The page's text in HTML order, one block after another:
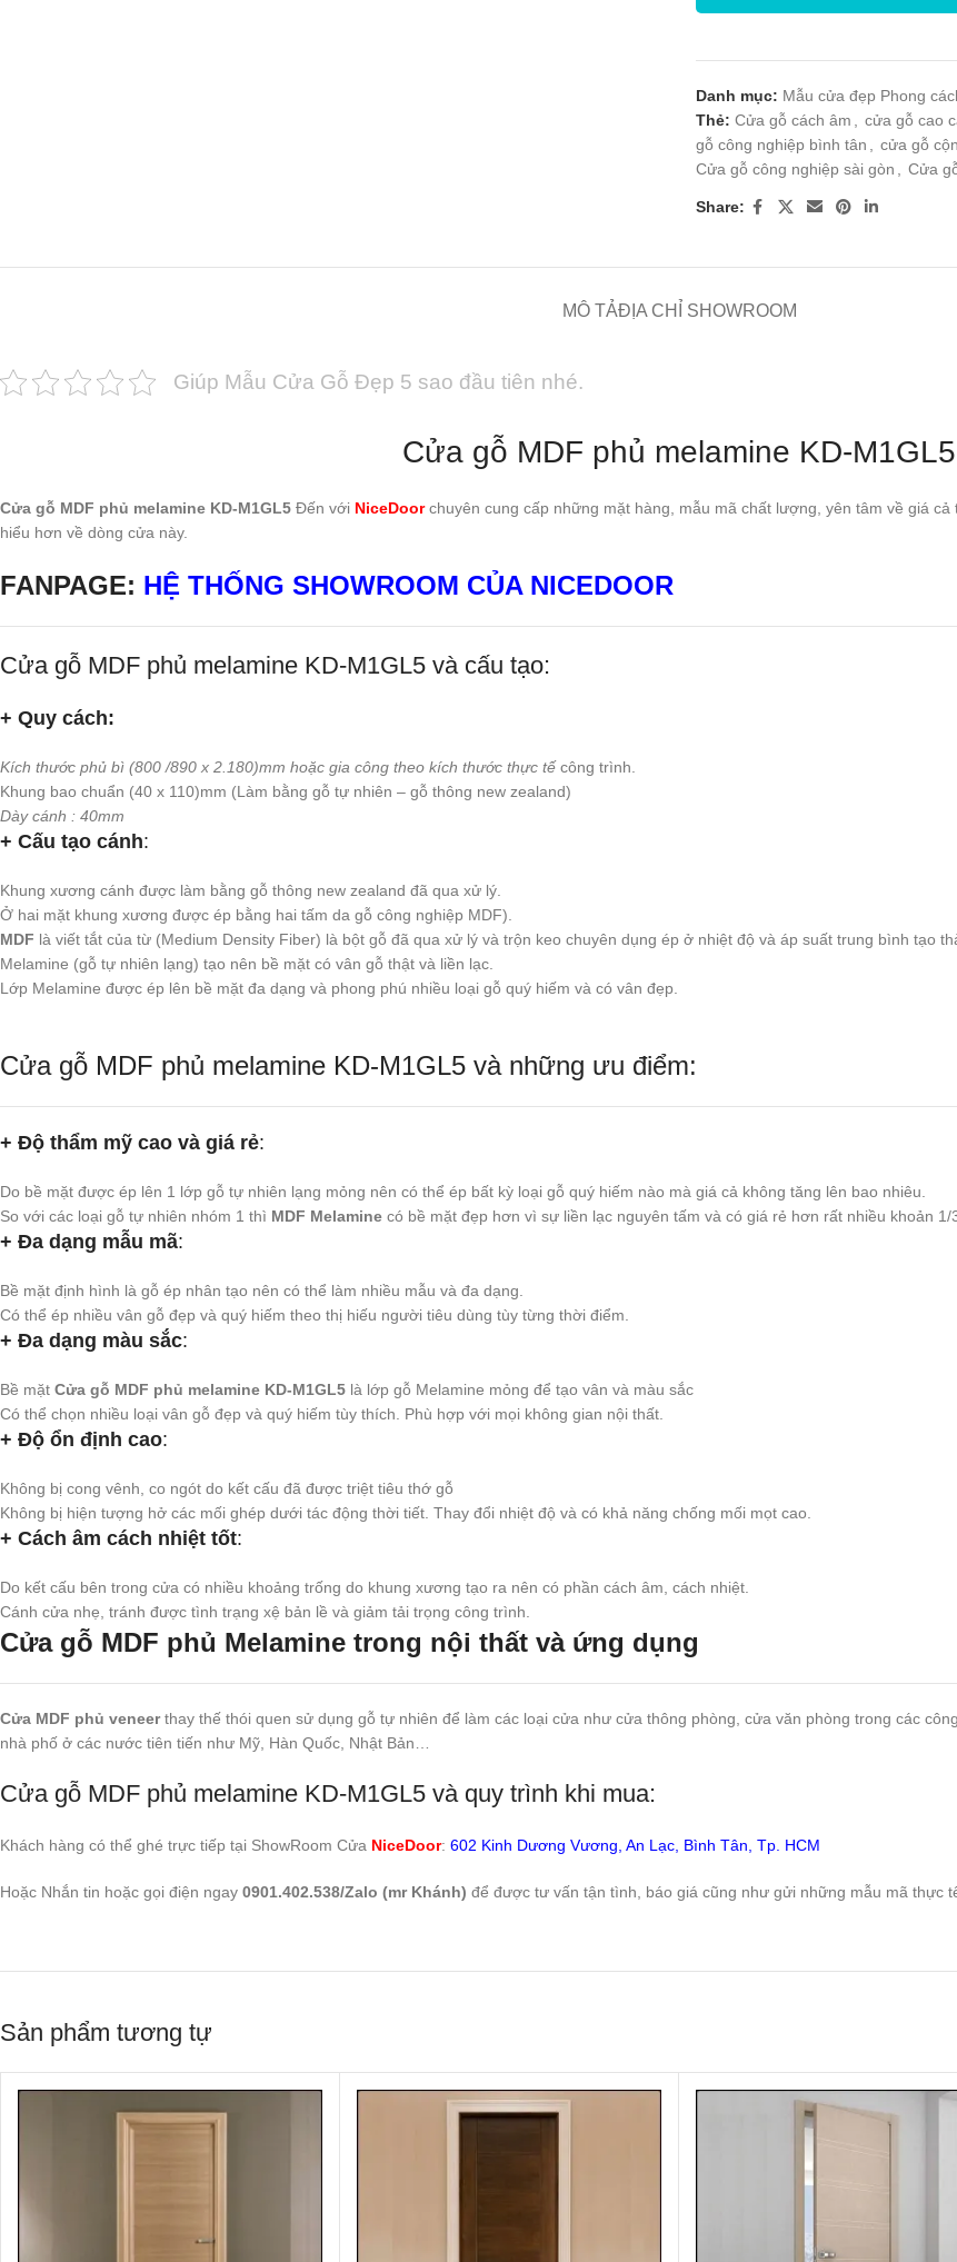
Danh mục: Mẫu cửa đẹp Phong
Thẻ: Cửa gỗ cách âm cửa gỗ cao
gỗ công nghiệp bình tân
cửa gỗ
Cửa gỗ công nghiệp sài gòn
Cửa
Share:
MÔ TẢĐỊA CHỈ SHOWROOM
Giúp Mẫu Cửa Gỗ Đẹp 5 sao đầu tiên nhé.
Cửa gỗ MDF phủ melamine KD-M1GL5
Cửa gỗ MDF phủ melamine KD-M1GL5 Đến với NiceDoorchuyên cung cấp những mặt hàng, mẫu mã chất lượng, yên tâm về giá
hiểu hơn về dòng cửa này.
FANPAGE: HỆ THỐNG SHOWROOM CỦA NICEDOOR
Cửa gỗ MDF phủ melamine KD-M1GL5 và cấu tạo:
+ Quy cách:
Kích thước phủ bì (800 /890 x 2.180)mm hoặc gia công theo kích thước thực tếcông trình.
Khung bao chuẩn (40 x 110)mm (Làm bằng gỗ tự nhiên – gỗ thông new zealand)
Dày cánh : 40mm
+ Cấu tạo cánh:
Khung xương cánh được làm bằng gỗ thông new zealand đã qua xử lý.
Ở hai mặt khung xương được ép bằng hai tấm da gỗ công nghiệp MDF).
MDF là viết tắt của từ (Medium Density Fiber) là bột gỗ đã qua xử lý và trộn keo chuyên dụng ép ở nhiệt độ và áp suất trung bình tạo
Melamine (gỗ tự nhiên lạng) tạo nên bề mặt có vân gỗ thật và liền lạc.
Lớp Melamine được ép lên bề mặt đa dạng và phong phú nhiều loại gỗ quý hiếm và có vân đẹp.
Cửa gỗ MDF phủ melamine KD-M1GL5 và những ưu điểm:
+ Độ thẩm mỹ cao và giá rẻ:
Do bề mặt được ép lên 1 lớp gỗ tự nhiên lạng mỏng nên có thể ép bất kỳ loại gỗ quý hiếm nào mà giá cả không tăng lên bao nhiêu.
So với các loại gỗ tự nhiên nhóm 1 thì MDF Melamine có bề mặt đẹp hơn vì sự liền lạc nguyên tấm và có giá rẻ hơn rất nhiều khoản
+ Đa dạng mẫu mã:
Bề mặt định hình là gỗ ép nhân tạo nên có thể làm nhiều mẫu và đa dạng.
Có thể ép nhiều vân gỗ đẹp và quý hiếm theo thị hiếu người tiêu dùng tùy từng thời điểm.
+ Đa dạng màu sắc:
Bề mặt Cửa gỗ MDF phủ melamine KD-M1GL5 là lớp gỗ Melamine mỏng để tạo vân và màu sắc
Có thể chọn nhiều loại vân gỗ đẹp và quý hiếm tùy thích. Phù hợp với mọi không gian nội thất.
+ Độ ổn định cao:
Không bị cong vênh, co ngót do kết cấu đã được triệt tiêu thớ gỗ
Không bị hiện tượng hở các mối ghép dưới tác động thời tiết. Thay đổi nhiệt độ và có khả năng chống mối mọt cao.
+ Cách âm cách nhiệt tốt:
Do kết cấu bên trong cửa có nhiều khoảng trống do khung xương tạo ra nên có phần cách âm, cách nhiệt.
Cánh cửa nhẹ, tránh được tình trạng xệ bản lề và giảm tải trọng công trình.
Cửa gỗ MDF phủ Melamine trong nội thất và ứng dụng
Cửa MDF phủ veneerthay thế thói quen sử dụng gỗ tự nhiên để làm các loại cửa như cửa thông phòng, cửa văn phòng trong các
nhà phố ở các nước tiên tiến như Mỹ, Hàn Quốc, Nhật Bản…
Cửa gỗ MDF phủ melamine KD-M1GL5 và quy trình khi mua:
Khách hàng có thể ghé trực tiếp tại ShowRoom Cửa NiceDoor: 602 Kinh Dương Vương, An Lạc, Bình Tân, Tp. HCM
Hoặc Nhắn tin hoặc gọi điện ngay 0901.402.538/Zalo (mr Khánh) để được tư vấn tận tình, báo giá cũng như gửi những mẫu mã thực
Sản phẩm tương tự